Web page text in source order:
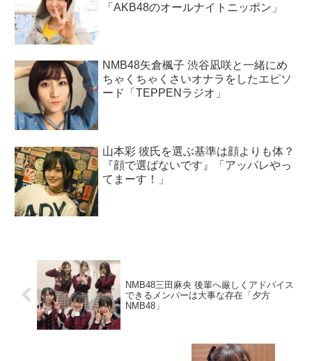
「AKB48のオールナイトニッポン」
NMB48矢倉楓子 渋谷凪咲と一緒にめ
ちゃくちゃくさいオナラをしたエピソ
ード「TEPPENラジオ」
山本彩 彼氏を選ぶ基準は顔よりも体？
『顔で選ばないです』「アッパレやっ
てまーす！」
NMB48三田麻央 後輩へ厳しくアドバイス
できるメンバーは大事な存在「夕方
NMB48」